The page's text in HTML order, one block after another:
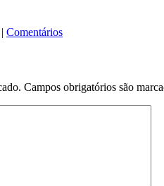
| Comentários
Campos obrigatórios são